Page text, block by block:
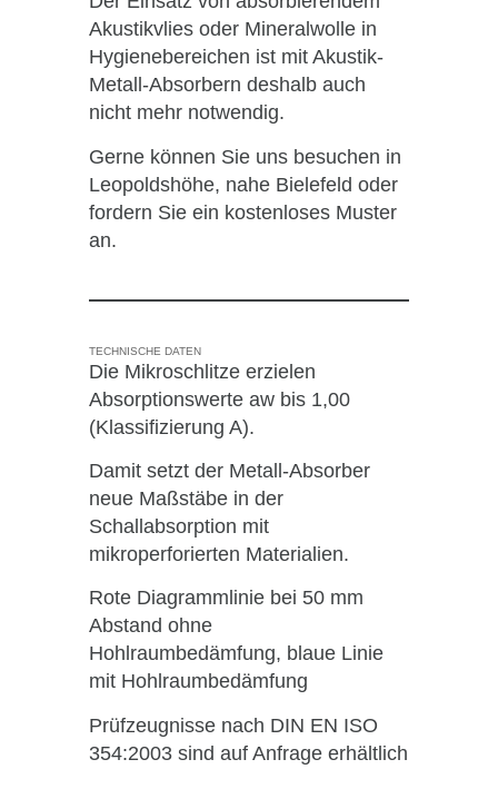
Akustikvlies oder Mineralwolle in
Hygienebereichen ist mit Akustik-
Metall-Absorbern deshalb auch
nicht mehr notwendig.
Gerne können Sie uns besuchen in
Leopoldshöhe, nahe Bielefeld oder
fordern Sie ein kostenloses Muster
an.
TECHNISCHE DATEN
Die Mikroschlitze erzielen
Absorptionswerte aw bis 1,00
(Klassifizierung A).
Damit setzt der Metall-Absorber
neue Maßstäbe in der
Schallabsorption mit
mikroperforierten Materialien.
Rote Diagrammlinie bei 50 mm
Abstand ohne
Hohlraumbedämfung, blaue Linie
mit Hohlraumbedämfung
Prüfzeugnisse nach DIN EN ISO
354:2003 sind auf Anfrage erhältlich